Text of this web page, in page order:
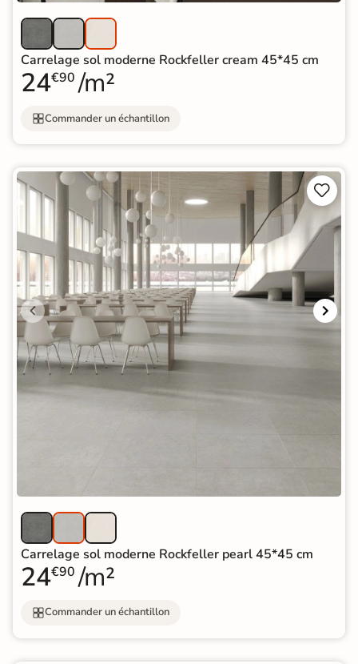
Carrelage sol moderne Rockfeller cream 45*45 cm
24€90 /m²
Commander un échantillon


Carrelage sol moderne Rockfeller pearl 45*45 cm
24€90 /m²
Commander un échantillon